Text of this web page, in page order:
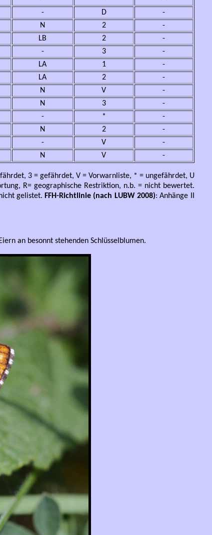
- D
-
N 2
-
LB 2
-
- 3
-
LA 1
-
LA 2
-
N V
-
N 3
-
- *
-
N 2
-
- V
-
N V -
3 = gefährdet, V = Vorwarnliste, * = ungefährdet, U
R= geographische Restriktion, n.b. = nicht bewertet.
gelistet. FFH-Richtlinie (nach LUBW 2008): Anhänge II
an besonnt stehenden Schlüsselblumen.